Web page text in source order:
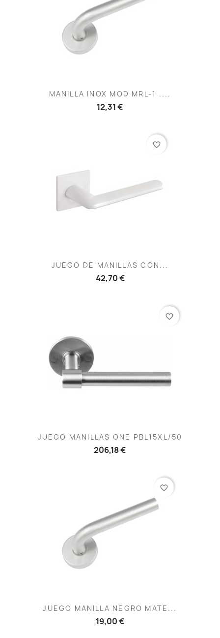
MANILLA INOX MOD MRL-1 ....
12,31 €
JUEGO DE MANILLAS CON...
42,70 €
favorite_border
JUEGO MANILLAS ONE PBL15XL/50
206,18 €
favorite_border
JUEGO MANILLA NEGRO MATE...
19,00 €
favorite_border